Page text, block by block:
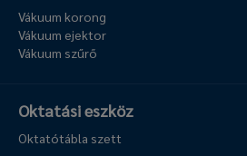
Vákuum korong
Vákuum ejektor
Vákuum szűrő
Oktatási eszköz
Oktatótábla szett